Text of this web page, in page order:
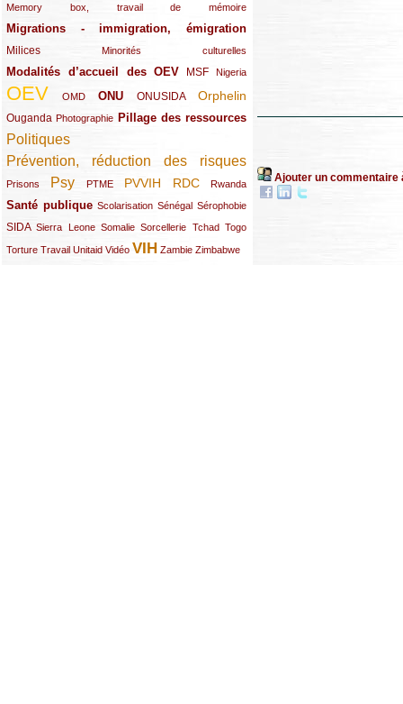
Memory box, travail de mémoire
(11/289)
Migrations - immigration, émigration
(67/289)
Milices
(34/289) Minorités culturelles
(15/289)
Modalités d’accueil des OEV
(58/289) MSF
(54/289) Nigeria
(27/289)
OEV
(269/289) OMD
(26/289) ONU
(58/289) ONUSIDA
(44/289) Orphelin
(112/289)
Ouganda
(29/289) Photographie
(27/289) Pillage des ressources
(77/289)
Politiques
(120/289)
Prévention, réduction des risques
(131/289)
Prisons
(22/289) Psy
(119/289) PTME
(12/289) PVVIH
(111/289) RDC
(104/289) Rwanda
(23/289)
Santé publique
(59/289) Scolarisation
(9/289) Sénégal
(13/289) Sérophobie
(19/289)
SIDA
(29/289)Sierra Leone
(13/289) Somalie
(12/289) Sorcellerie
(19/289) Tchad
(10/289) Togo
(15/289)
Torture
(17/289)Travail
(21/289) Unitaid
(26/289) Vidéo
(23/289) VIH
(154/289) Zambie
(12/289) Zimbabwe
(21/289)
Ajouter un commentaire